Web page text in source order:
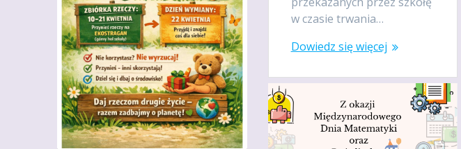
w czasie trwania…
Dowiedz się więcej